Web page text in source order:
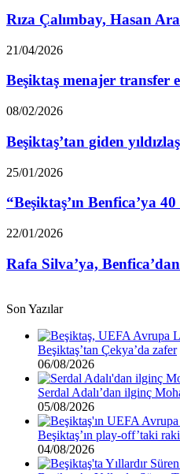
Hasan
Arat’a
ateş
püskürdü!
Rıza Çalımbay, Hasan
Beşiktaş
transfer
etmiş!
21/04/2026
Beşiktaş menajer transfer
Beşiktaş’tan
yıldızlaşıyor
08/02/2026
Beşiktaş’tan giden
“Beşiktaş’ın
40
milyon
Euro
var”
25/01/2026
“Beşiktaş’ın Benfica’ya
Rafa
Benfica’dan
komik
22/01/2026
Rafa Silva’ya,
Son Yazılar
Beşiktaş’tan Çekya’da zafer
06/08/2026
Serdal Adalı’dan ilginç
05/08/2026
Beşiktaş’ın play-off’taki
04/08/2026